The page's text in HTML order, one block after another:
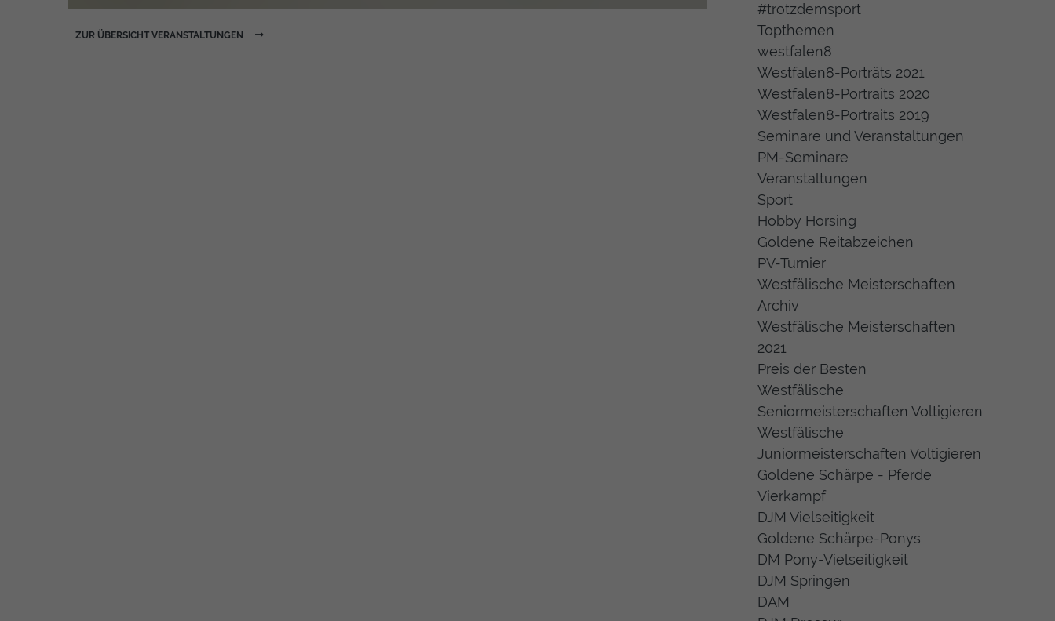
#trotzdemsport
Topthemen
westfalen8
Westfalen8-Porträts 2021
Westfalen8-Portraits 2020
Westfalen8-Portraits 2019
Seminare und Veranstaltungen
PM-Seminare
Veranstaltungen
Sport
Hobby Horsing
Goldene Reitabzeichen
PV-Turnier
Westfälische Meisterschaften
Archiv
Westfälische Meisterschaften
2021
Preis der Besten
Westfälische
Seniormeisterschaften Voltigieren
Westfälische
Juniormeisterschaften Voltigieren
Goldene Schärpe - Pferde
Vierkampf
DJM Vielseitigkeit
Goldene Schärpe-Ponys
DM Pony-Vielseitigkeit
DJM Springen
DAM
ZUR ÜBERSICHT VERANSTALTUNGEN